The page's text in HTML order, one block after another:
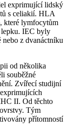
exprimující lidský
s celiakií. HLA
které lymfocytům
lepku. IEC byly
nebo z dvanáctníku
od několika
souběžné
Zvířecí studijní
II. Od těchto
Tým
přítomností